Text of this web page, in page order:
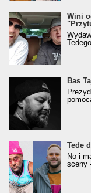
Wini
Bas
Tede
No i
sceny